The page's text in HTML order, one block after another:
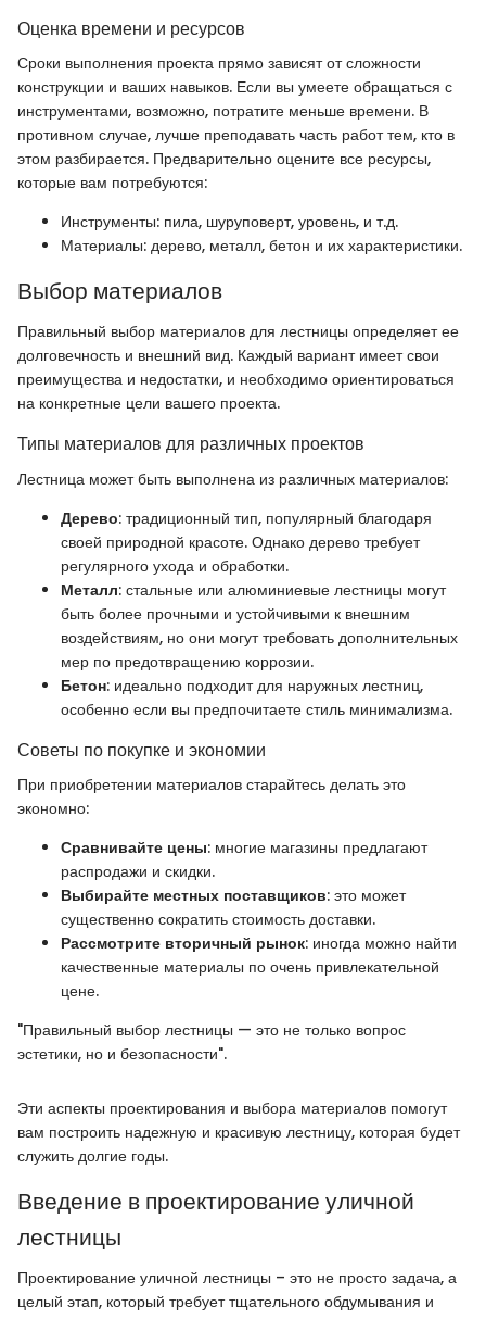
Оценка времени и ресурсов
Сроки выполнения проекта прямо зависят от сложности
конструкции и ваших навыков. Если вы умеете обращаться с
инструментами, возможно, потратите меньше времени. В
противном случае, лучше преподавать часть работ тем, кто в
этом разбирается. Предварительно оцените все ресурсы,
которые вам потребуются:
Инструменты: пила, шуруповерт, уровень, и т.д.
Материалы: дерево, металл, бетон и их характеристики.
Выбор материалов
Правильный выбор материалов для лестницы определяет ее
долговечность и внешний вид. Каждый вариант имеет свои
преимущества и недостатки, и необходимо ориентироваться
на конкретные цели вашего проекта.
Типы материалов для различных проектов
Лестница может быть выполнена из различных материалов:
Дерево: традиционный тип, популярный благодаря
своей природной красоте. Однако дерево требует
регулярного ухода и обработки.
Металл: стальные или алюминиевые лестницы могут
быть более прочными и устойчивыми к внешним
воздействиям, но они могут требовать дополнительных
мер по предотвращению коррозии.
Бетон: идеально подходит для наружных лестниц,
особенно если вы предпочитаете стиль минимализма.
Советы по покупке и экономии
При приобретении материалов старайтесь делать это
экономно:
Сравнивайте цены: многие магазины предлагают
распродажи и скидки.
Выбирайте местных поставщиков: это может
существенно сократить стоимость доставки.
Рассмотрите вторичный рынок: иногда можно найти
качественные материалы по очень привлекательной
цене.
"Правильный выбор лестницы — это не только вопрос
эстетики, но и безопасности".
Эти аспекты проектирования и выбора материалов помогут
вам построить надежную и красивую лестницу, которая будет
служить долгие годы.
Введение в проектирование уличной
лестницы
Проектирование уличной лестницы – это не просто задача, а
целый этап, который требует тщательного обдумывания и